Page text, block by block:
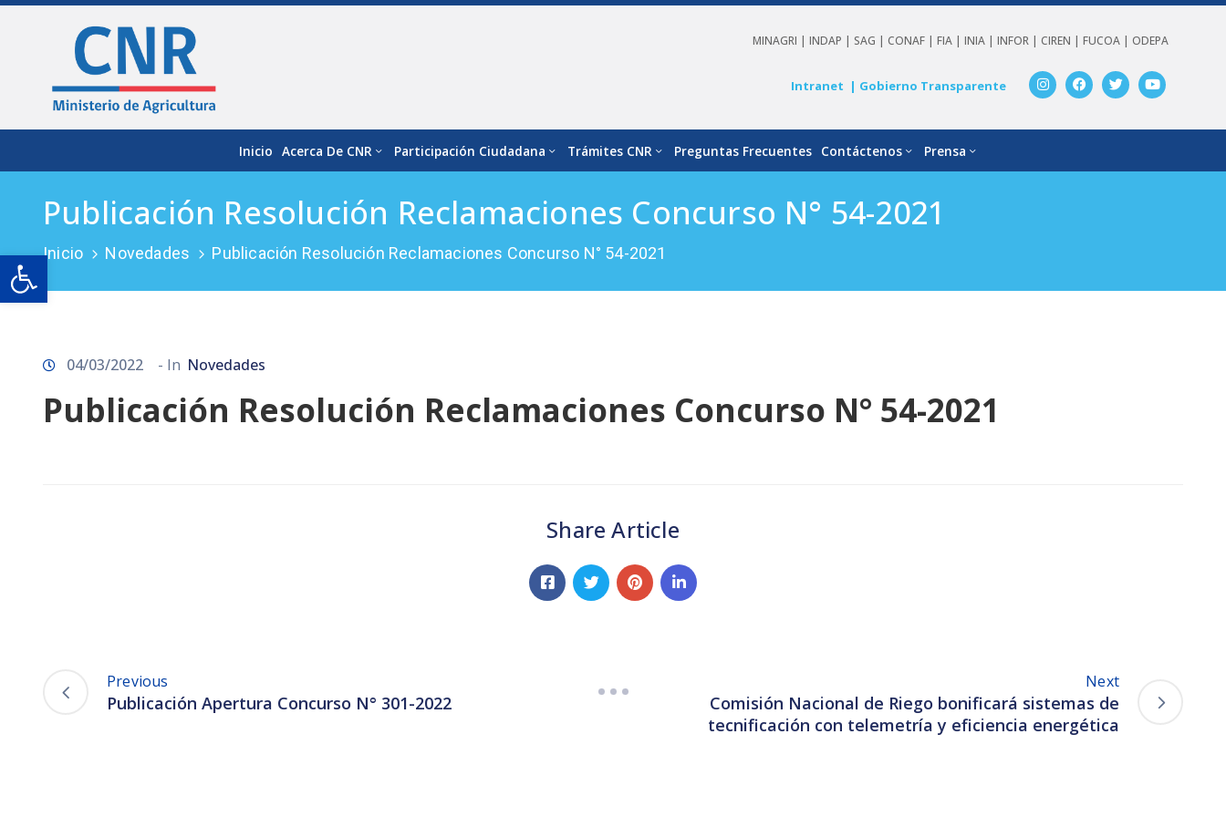
Open toolbar
MINAGRI |INDAP | SAG | CONAF |FIA |INIA |INFOR | CIREN |FUCOA | ODEPA
Intranet | Gobierno Transparente
Inicio Acerca De CNR Participación Ciudadana Trámites CNR Preguntas Frecuentes Contáctenos Prensa
Publicación Resolución Reclamaciones Concurso N° 54-2021
Inicio Novedades Publicación Resolución Reclamaciones Concurso N° 54-2021
04/03/2022 - In Novedades
Publicación Resolución Reclamaciones Concurso N° 54-2021
Share Article
Previous
Publicación Apertura Concurso N° 301-2022
Next
Comisión Nacional de Riego bonificará sistemas de
tecnificación con telemetría y eficiencia energética